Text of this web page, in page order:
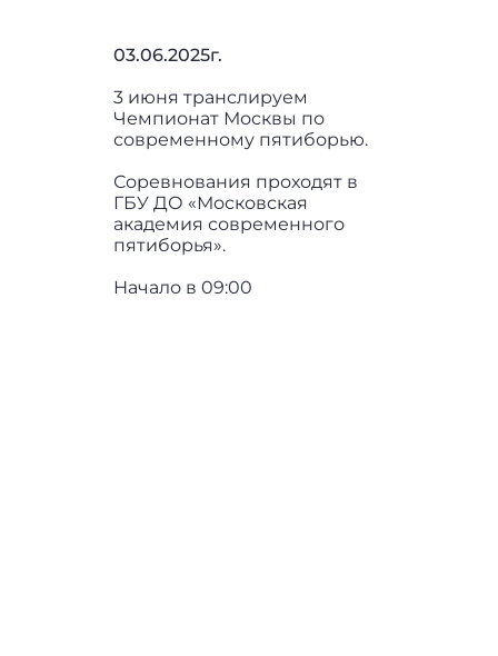
03.06.2025г.
3 июня транслируем
Чемпионат Москвы по
современному пятиборью.
Соревнования проходят в
ГБУ ДО «Московская
академия современного
пятиборья».
Начало в 09:00